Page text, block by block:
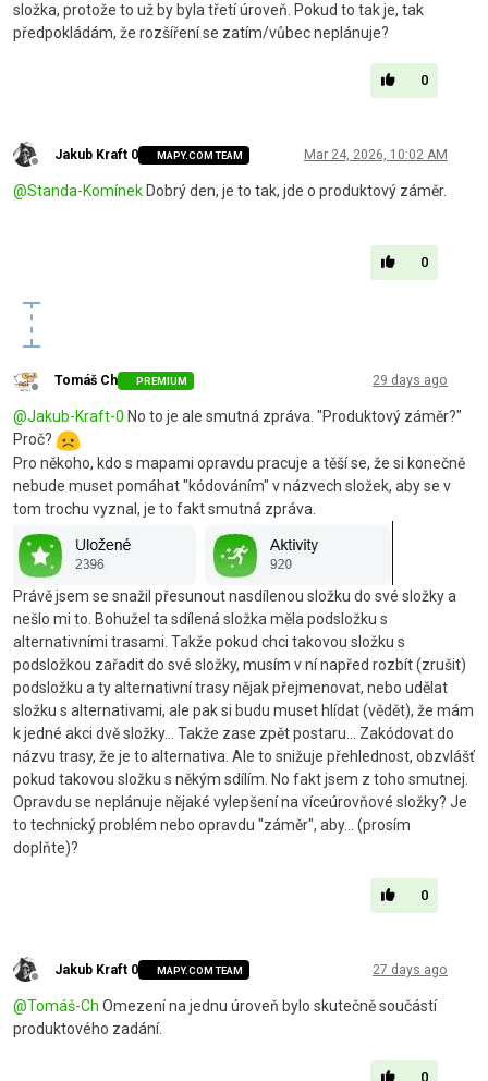
složka, protože to už by byla třetí úroveň. Pokud to tak je, tak
předpokládám, že rozšíření se zatím/vůbec neplánuje?
0
Jakub Kraft 0 MAPY.COM TEAM Mar 24, 2026, 10:02 AM
@Standa-Komínek Dobrý den, je to tak, jde o produktový záměr.
0
Tomáš Ch PREMIUM 29 days ago
@Jakub-Kraft-0 No to je ale smutná zpráva. "Produktový záměr?"
Proč?
Pro někoho, kdo s mapami opravdu pracuje a těší se, že si konečně
nebude muset pomáhat "kódováním" v názvech složek, aby se v
tom trochu vyznal, je to fakt smutná zpráva.
Právě jsem se snažil přesunout nasdílenou složku do své složky a
nešlo mi to. Bohužel ta sdílená složka měla podsložku s
alternativními trasami. Takže pokud chci takovou složku s
podsložkou zařadit do své složky, musím v ní napřed rozbít (zrušit)
podsložku a ty alternativní trasy nějak přejmenovat, nebo udělat
složku s alternativami, ale pak si budu muset hlídat (vědět), že mám
k jedné akci dvě složky… Takže zase zpět postaru... Zakódovat do
názvu trasy, že je to alternativa. Ale to snižuje přehlednost, obzvlášť
pokud takovou složku s někým sdílím. No fakt jsem z toho smutnej.
Opravdu se neplánuje nějaké vylepšení na víceúrovňové složky? Je
to technický problém nebo opravdu "záměr", aby... (prosím
doplňte)?
0
Jakub Kraft 0 MAPY.COM TEAM 27 days ago
@Tomáš-Ch Omezení na jednu úroveň bylo skutečně součástí
produktového zadání.
0